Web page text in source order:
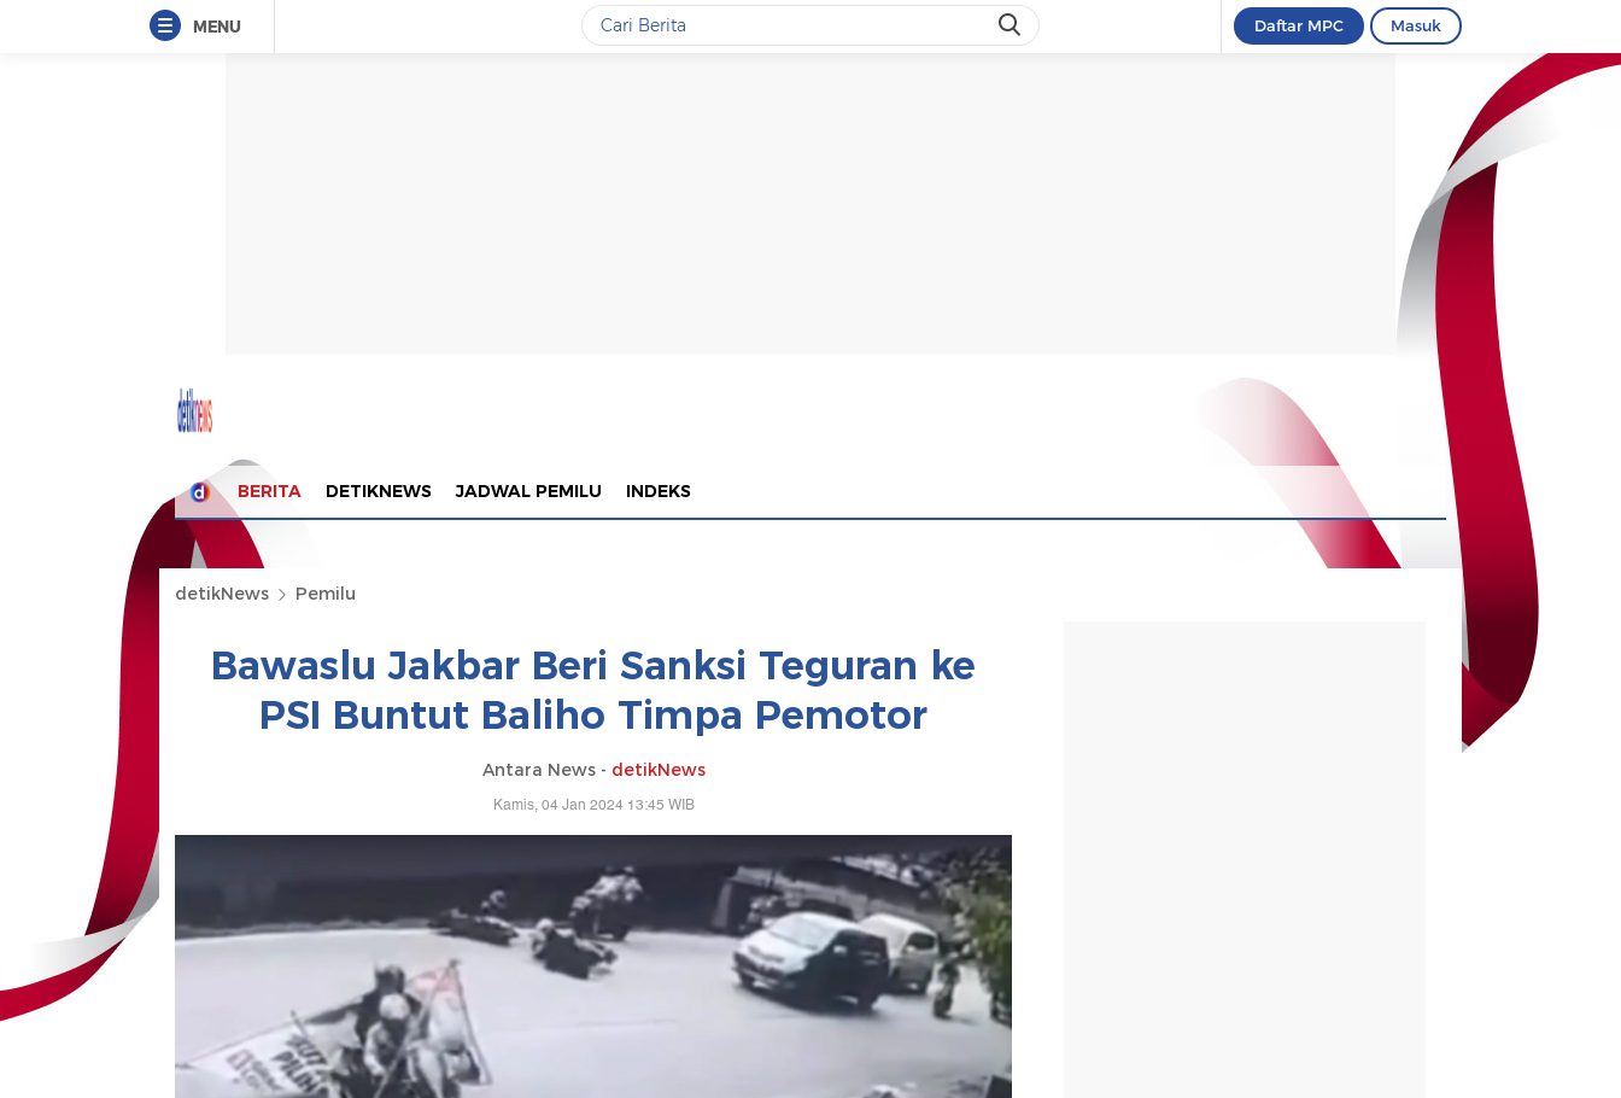
MENU Daftar MPC Masuk
BERITA DETIKNEWS JADWAL PEMILU INDEKS
detikNews Pemilu
Bawaslu Jakbar Beri Sanksi Teguran ke
PSI Buntut Baliho Timpa Pemotor
Antara News - detikNews
Kamis, 04 Jan 2024 13:45 WIB